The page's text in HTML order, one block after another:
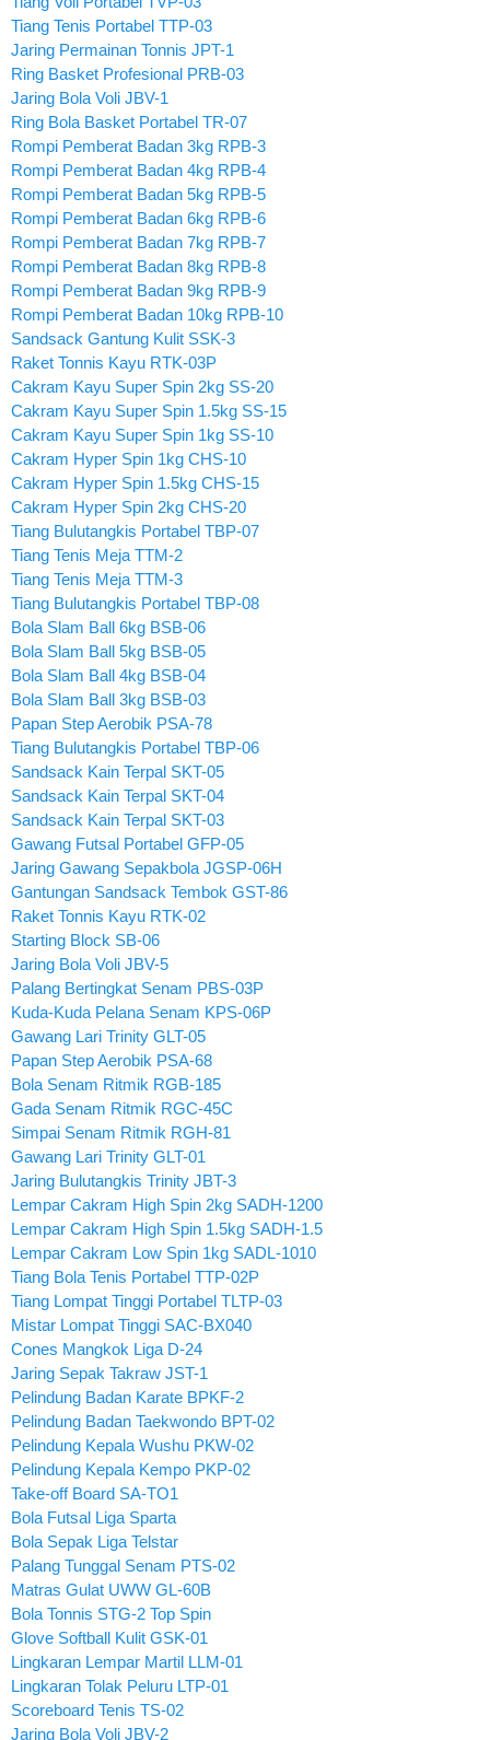
Tiang Tenis Portabel TTP-03
Jaring Permainan Tonnis JPT-1
Ring Basket Profesional PRB-03
Jaring Bola Voli JBV-1
Ring Bola Basket Portabel TR-07
Rompi Pemberat Badan 3kg RPB-3
Rompi Pemberat Badan 4kg RPB-4
Rompi Pemberat Badan 5kg RPB-5
Rompi Pemberat Badan 6kg RPB-6
Rompi Pemberat Badan 7kg RPB-7
Rompi Pemberat Badan 8kg RPB-8
Rompi Pemberat Badan 9kg RPB-9
Rompi Pemberat Badan 10kg RPB-10
Sandsack Gantung Kulit SSK-3
Raket Tonnis Kayu RTK-03P
Cakram Kayu Super Spin 2kg SS-20
Cakram Kayu Super Spin 1.5kg SS-15
Cakram Kayu Super Spin 1kg SS-10
Cakram Hyper Spin 1kg CHS-10
Cakram Hyper Spin 1.5kg CHS-15
Cakram Hyper Spin 2kg CHS-20
Tiang Bulutangkis Portabel TBP-07
Tiang Tenis Meja TTM-2
Tiang Tenis Meja TTM-3
Tiang Bulutangkis Portabel TBP-08
Bola Slam Ball 6kg BSB-06
Bola Slam Ball 5kg BSB-05
Bola Slam Ball 4kg BSB-04
Bola Slam Ball 3kg BSB-03
Papan Step Aerobik PSA-78
Tiang Bulutangkis Portabel TBP-06
Sandsack Kain Terpal SKT-05
Sandsack Kain Terpal SKT-04
Sandsack Kain Terpal SKT-03
Gawang Futsal Portabel GFP-05
Jaring Gawang Sepakbola JGSP-06H
Gantungan Sandsack Tembok GST-86
Raket Tonnis Kayu RTK-02
Starting Block SB-06
Jaring Bola Voli JBV-5
Palang Bertingkat Senam PBS-03P
Kuda-Kuda Pelana Senam KPS-06P
Gawang Lari Trinity GLT-05
Papan Step Aerobik PSA-68
Bola Senam Ritmik RGB-185
Gada Senam Ritmik RGC-45C
Simpai Senam Ritmik RGH-81
Gawang Lari Trinity GLT-01
Jaring Bulutangkis Trinity JBT-3
Lempar Cakram High Spin 2kg SADH-1200
Lempar Cakram High Spin 1.5kg SADH-1.5
Lempar Cakram Low Spin 1kg SADL-1010
Tiang Bola Tenis Portabel TTP-02P
Tiang Lompat Tinggi Portabel TLTP-03
Mistar Lompat Tinggi SAC-BX040
Cones Mangkok Liga D-24
Jaring Sepak Takraw JST-1
Pelindung Badan Karate BPKF-2
Pelindung Badan Taekwondo BPT-02
Pelindung Kepala Wushu PKW-02
Pelindung Kepala Kempo PKP-02
Take-off Board SA-TO1
Bola Futsal Liga Sparta
Bola Sepak Liga Telstar
Palang Tunggal Senam PTS-02
Matras Gulat UWW GL-60B
Bola Tonnis STG-2 Top Spin
Glove Softball Kulit GSK-01
Lingkaran Lempar Martil LLM-01
Lingkaran Tolak Peluru LTP-01
Scoreboard Tenis TS-02
Jaring Bola Voli JBV-2